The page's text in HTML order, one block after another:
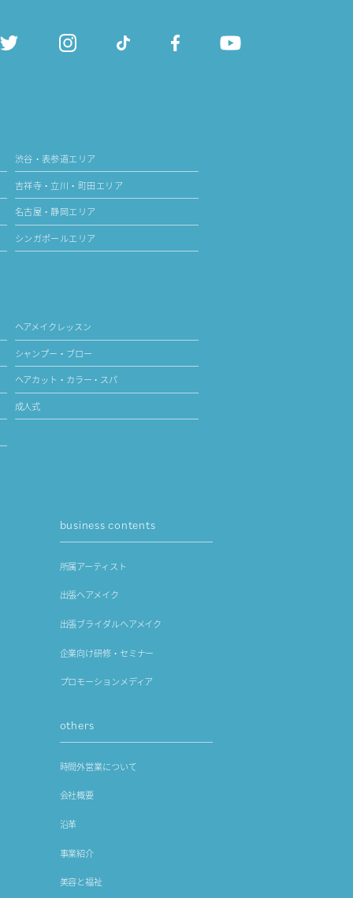
渋谷・表参道エリア
吉祥寺・立川・町田エリア
名古屋・静岡エリア
シンガポールエリア
ヘアメイクレッスン
シャンプー・ブロー
ヘアカット・カラー・スパ
成人式
business contents
所属アーティスト
出張ヘアメイク
出張ブライダルヘアメイク
企業向け研修・セミナー
プロモーションメディア
others
時間外営業について
会社概要
沿革
事業紹介
美容と福祉